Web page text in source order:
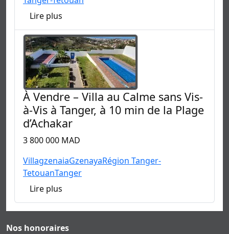
Lire plus
À Vendre – Villa au Calme sans Vis-
à-Vis à Tanger, à 10 min de la Plage
d’Achakar
3 800 000 MAD
VillagzenaiaGzenayaRégion Tanger-
TetouanTanger
Lire plus
Nos honoraires